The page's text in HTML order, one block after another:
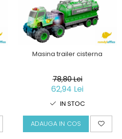
Masina trailer cisterna
78,80 Lei
62,94 Lei
IN STOC
ADAUGA IN COS